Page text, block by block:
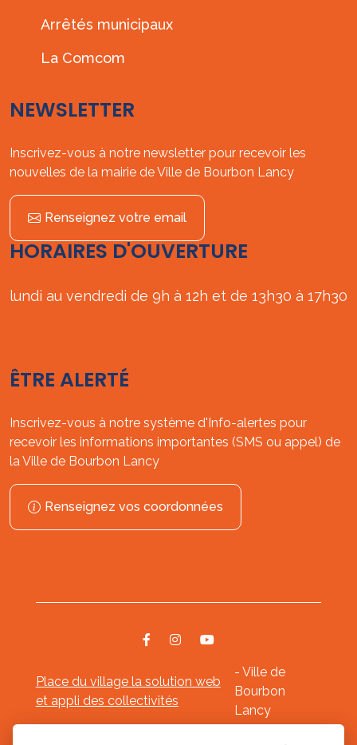
Arrêtés municipaux
La Comcom
NEWSLETTER
Inscrivez-vous à notre newsletter pour recevoir les
nouvelles de la mairie de Ville de Bourbon Lancy
Renseignez votre email
HORAIRES D'OUVERTURE
lundi au vendredi de 9h à 12h et de 13h30 à 17h30
ÊTRE ALERTÉ
Inscrivez-vous à notre système d'Info-alertes pour
recevoir les informations importantes (SMS ou appel) de
la Ville de Bourbon Lancy
Renseignez vos coordonnées
Place du village la solution web
et appli des collectivités
- Ville de
Bourbon
Lancy
Mentions légales-- Gestion des cookies